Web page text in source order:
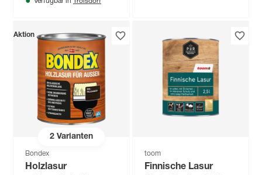
2Varianten
Aktion
Bondex
Holzlasur
toom
Finnische Lasur